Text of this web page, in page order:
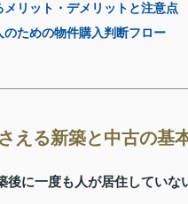
メリット・デメリットと注意点
のための物件購入判断フロー
える新築と中古の基
後に一度も人が居住してい